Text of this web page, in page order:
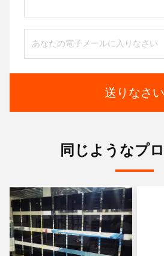
送りなさい
同じようなプ